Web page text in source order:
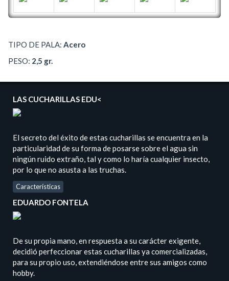
TIPO DE PALA: Acero
PESO: 2,5 gr.
LAS CUCHARILLAS EDU<
El secreto del éxito de estas cucharillas se encuentra en la
particularidad de su forma de posarse sobre el agua sin
ningún ruido extraño, tal y como lo haría cualquier insecto,
por lo que no asusta a las truchas.
Características
EDUARDO FONTELA
De su propia mano, en respuesta a su carácter exigente,
decidió perfeccionar estas cucharillas ya comercializadas,
para su propio uso, extendiéndose entre sus amigos como
hobby.